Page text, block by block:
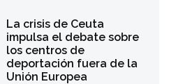
La crisis de Ceuta
impulsa el debate sobre
los centros de
deportación fuera de la
Unión Europea